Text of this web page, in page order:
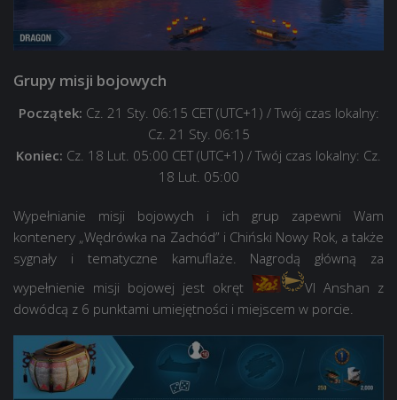
Grupy misji bojowych
Początek: Cz. 21 Sty. 06:15 CET (UTC+1) / Twój czas lokalny:
Cz. 21 Sty. 06:15
Koniec: Cz. 18 Lut. 05:00 CET (UTC+1) / Twój czas lokalny: Cz.
18 Lut. 05:00
Wypełnianie misji bojowych i ich grup zapewni Wam
kontenery „Wędrówka na Zachód” i Chiński Nowy Rok, a także
sygnały i tematyczne kamuflaże. Nagrodą główną za
wypełnienie misji bojowej jest okręt
VI Anshan z
dowódcą z 6 punktami umiejętności i miejscem w porcie.